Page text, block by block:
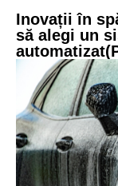
Inovații în
să alegi un